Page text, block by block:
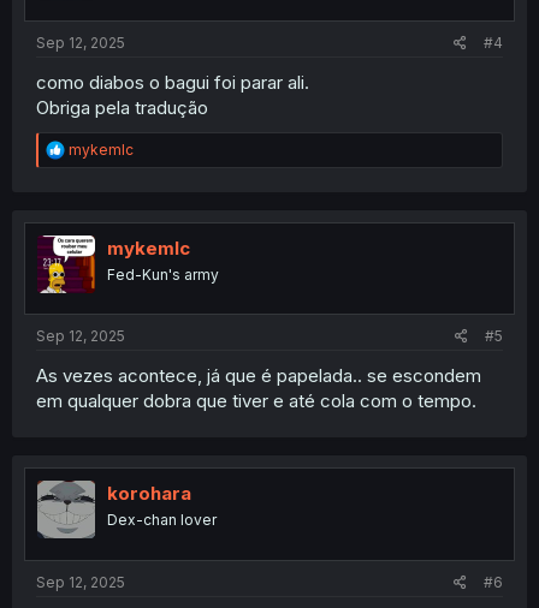
Sep 12, 2025 #4
como diabos o bagui foi parar ali.
Obriga pela tradução
R
e
t
i
o
n
mykemlc
mykemlc
Fed-Kun's army
Sep 12, 2025 #5
As vezes acontece, já que é papelada.. se escondem
em qualquer dobra que tiver e até cola com o tempo.
korohara
Dex-chan lover
Sep 12, 2025 #6